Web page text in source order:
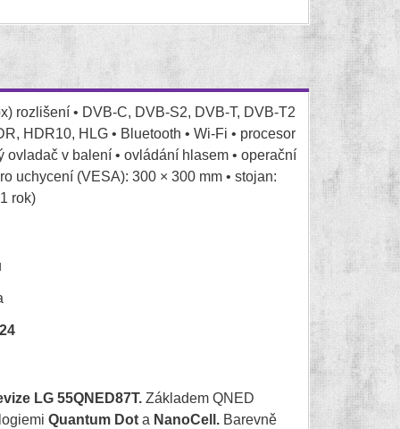
rozlišení • DVB-C, DVB-S2, DVB-T, DVB-T2
HDR10, HLG • Bluetooth • Wi-Fi • procesor
ovladač v balení • ovládání hlasem • operační
uchycení (VESA): 300 × 300 mm • stojan:
rok)
LG 55QNED87T. Základem QNED
Quantum Dot a NanoCell. Barevně